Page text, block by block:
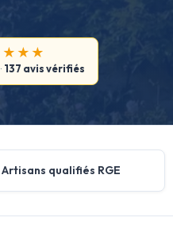
137 avis vérifiés
Artisans qualifiés RGE